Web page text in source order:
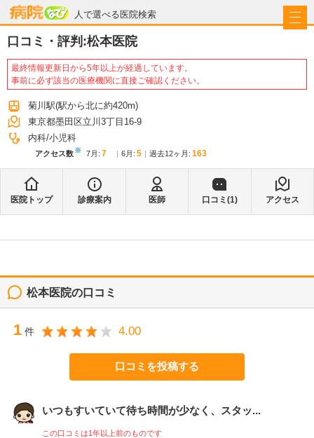
人で選べる医院検索
病院なび
口コミ・評判:松本医院
最終情報更新日から5年以上が経過しています。
事前に必ず該当の医療機関に直接ご確認ください。
菊川駅(駅から北に約420m)
東京都墨田区立川3丁目16-9
内科 小児科
アクセス数※ 7月 : 7 6月 : 5 過去12ヶ月: 163
医院トップ 診療案内 医師 口コミ(1) アクセス
松本医院の口コミ
1 件 4.00
口コミを投稿する
いつもすいていて待ち時間が少なく、スタッ...
この口コミは1年以上前のものです